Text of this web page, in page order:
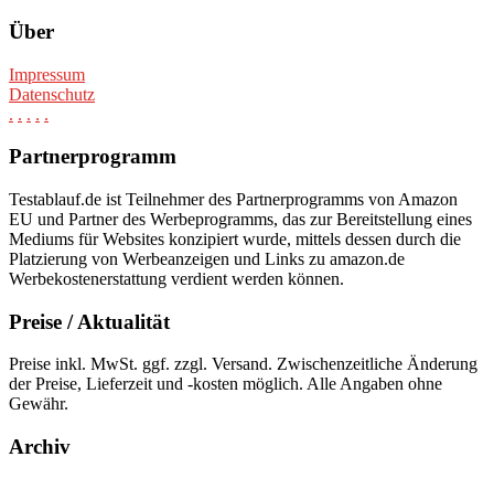
Über
Impressum
Datenschutz
. . . . .
Partnerprogramm
Testablauf.de ist Teilnehmer des Partnerprogramms von Amazon
EU und Partner des Werbeprogramms, das zur Bereitstellung eines
Mediums für Websites konzipiert wurde, mittels dessen durch die
Platzierung von Werbeanzeigen und Links zu amazon.de
Werbekostenerstattung verdient werden können.
Preise / Aktualität
Preise inkl. MwSt. ggf. zzgl. Versand. Zwischenzeitliche Änderung
der Preise, Lieferzeit und -kosten möglich. Alle Angaben ohne
Gewähr.
Archiv